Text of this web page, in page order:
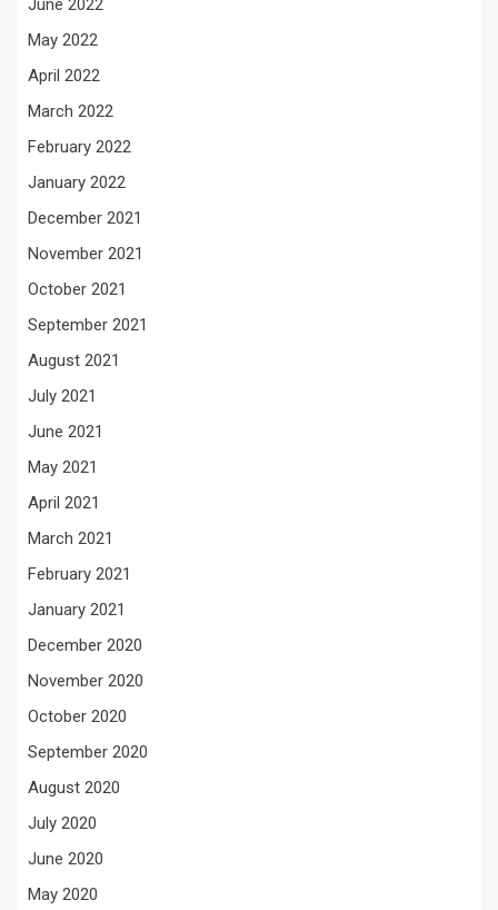
June 2022
May 2022
April 2022
March 2022
February 2022
January 2022
December 2021
November 2021
October 2021
September 2021
August 2021
July 2021
June 2021
May 2021
April 2021
March 2021
February 2021
January 2021
December 2020
November 2020
October 2020
September 2020
August 2020
July 2020
June 2020
May 2020